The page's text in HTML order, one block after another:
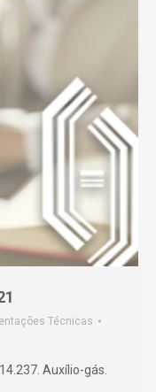
Técnicas
Auxílio-gás.